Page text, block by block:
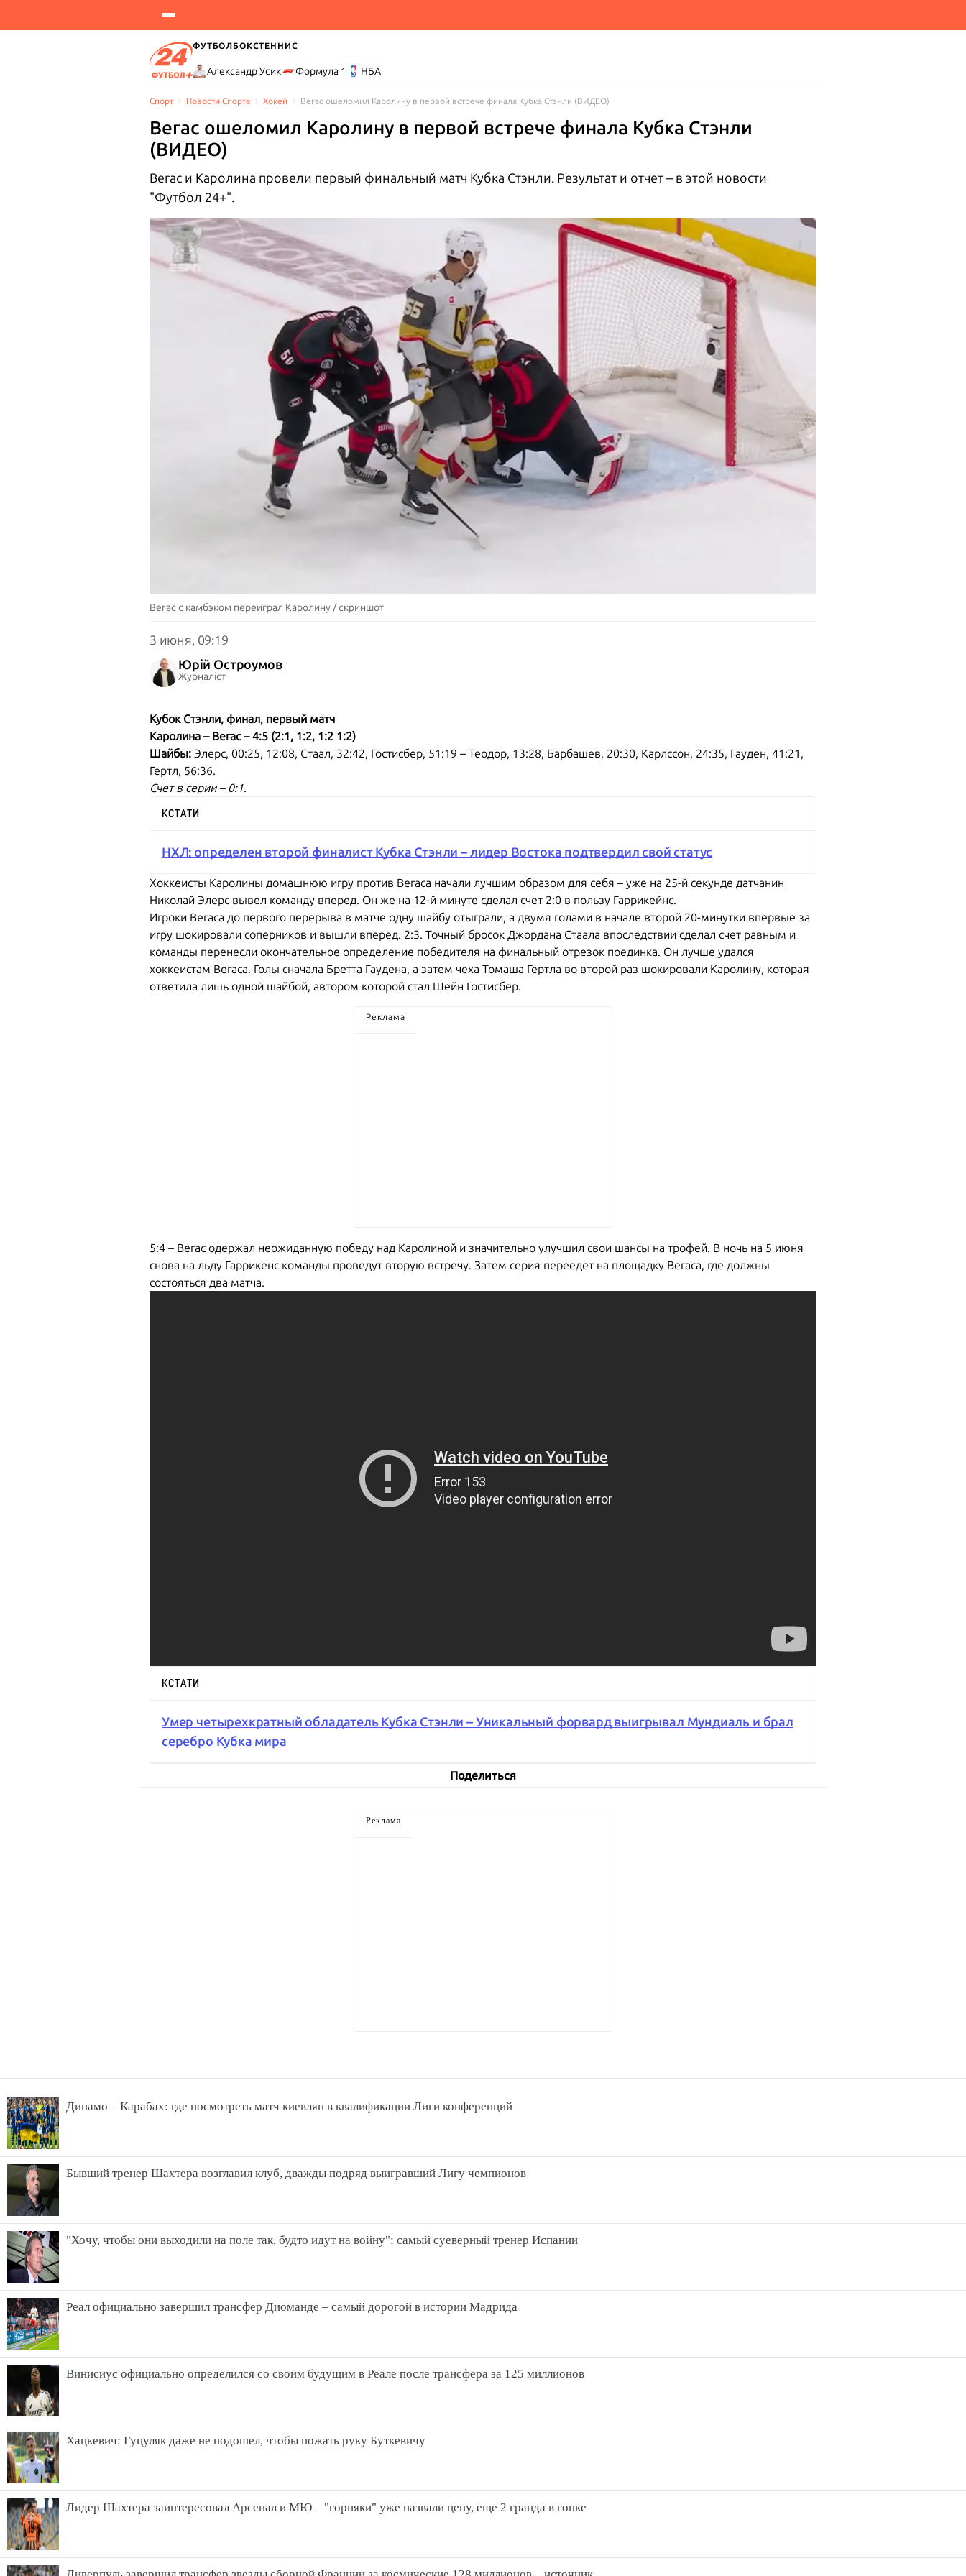
ФУТБОЛБОКСТЕННИС
Александр Усик Формула 1 НБА
Спорт Новости Cпорта Хокей Вегас ошеломил Каролину в первой встрече финала Кубка Стэнли (ВИДЕО)
Вегас ошеломил Каролину в первой встрече финала Кубка Стэнли
(ВИДЕО)
Вегас и Каролина провели первый финальный матч Кубка Стэнли. Результат и отчет – в этой новости
"Футбол 24+".
Вегас с камбэком переиграл Каролину / скриншот
3 июня, 09:19
Юрій Остроумов
Журналіст
Кубок Стэнли, финал, первый матч
Каролина – Вегас – 4:5 (2:1, 1:2, 1:2 1:2)
Шайбы: Элерс, 00:25, 12:08, Стаал, 32:42, Гостисбер, 51:19 – Теодор, 13:28, Барбашев, 20:30, Карлссон, 24:35, Гауден, 41:21,
Гертл, 56:36.
Счет в серии – 0:1.
КСТАТИ
НХЛ: определен второй финалист Кубка Стэнли – лидер Востока подтвердил свой статус
Хоккеисты Каролины домашнюю игру против Вегаса начали лучшим образом для себя – уже на 25-й секунде датчанин
Николай Элерс вывел команду вперед. Он же на 12-й минуте сделал счет 2:0 в пользу Гаррикейнс.
Игроки Вегаса до первого перерыва в матче одну шайбу отыграли, а двумя голами в начале второй 20-минутки впервые за
игру шокировали соперников и вышли вперед. 2:3. Точный бросок Джордана Стаала впоследствии сделал счет равным и
команды перенесли окончательное определение победителя на финальный отрезок поединка. Он лучше удался
хоккеистам Вегаса. Голы сначала Бретта Гаудена, а затем чеха Томаша Гертла во второй раз шокировали Каролину, которая
ответила лишь одной шайбой, автором которой стал Шейн Гостисбер.
Реклама
5:4 – Вегас одержал неожиданную победу над Каролиной и значительно улучшил свои шансы на трофей. В ночь на 5 июня
снова на льду Гаррикенс команды проведут вторую встречу. Затем серия переедет на площадку Вегаса, где должны
состояться два матча.
КСТАТИ
Умер четырехкратный обладатель Кубка Стэнли – Уникальный форвард выигрывал Мундиаль и брал
серебро Кубка мира
Поделиться
Реклама
Динамо – Карабах: где посмотреть матч киевлян в квалификации Лиги конференций
Бывший тренер Шахтера возглавил клуб, дважды подряд выигравший Лигу чемпионов
"Хочу, чтобы они выходили на поле так, будто идут на войну": самый суеверный тренер Испании
Реал официально завершил трансфер Диоманде – самый дорогой в истории Мадрида
Винисиус официально определился со своим будущим в Реале после трансфера за 125 миллионов
Хацкевич: Гуцуляк даже не подошел, чтобы пожать руку Буткевичу
Лидер Шахтера заинтересовал Арсенал и МЮ – "горняки" уже назвали цену, еще 2 гранда в гонке